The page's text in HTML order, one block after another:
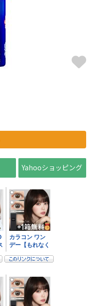
Yahooショッピング